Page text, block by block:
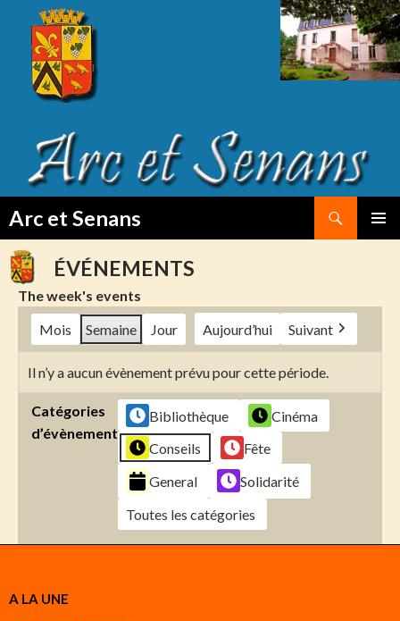
Arc et Senans
TO
CONTENTÉVÉNEMENTS
The week's events
Mois
Semaine Jour Aujourd’hui Suivant
Il n’y a aucun évènement prévu pour cette période.
Catégories
d’évènement
Bibliothèque
Cinéma
Conseils
Fête
General
Solidarité
Toutes les catégories
Créer
A LA UNE